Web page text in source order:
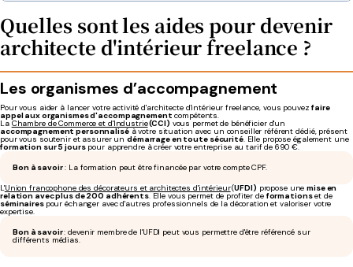
Quelles sont les aides pour devenir
architecte d'intérieur freelance ?
Les organismes d’accompagnement
Pour vous aider à lancer votre activité d'architecte d'intérieur freelance, vous pouvezfaire
appel aux organismes d'accompagnement compétents.
LaChambre de Commerce et d'Industrie(CCI) vous permet de bénéficier d'un
accompagnement personnaliséà votre situation avec un conseiller référent dédié, présent
pour vous soutenir et assurer undémarrage en toute sécurité. Elle propose également une
formation sur 5 jourspour apprendre à créer votre entreprise au tarif de 690 €.
Bon à savoir: La formation peut être financée par votre compte CPF.
L'Union francophone des décorateurs et architectes d'intérieur(UFDI) propose unemise en
relation avec plus de 200 adhérents. Elle vous permet de profiter de formationset de
séminaires pour échanger avec d'autres professionnels de la décoration et valoriser votre
expertise.
Bon à savoir: devenir membre de l'UFDI peut vous permettre d'être référencé sur
différents médias.